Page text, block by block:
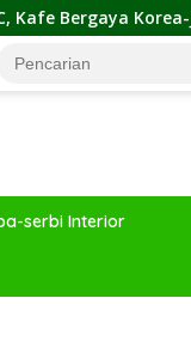
Bersama
serbi Interior